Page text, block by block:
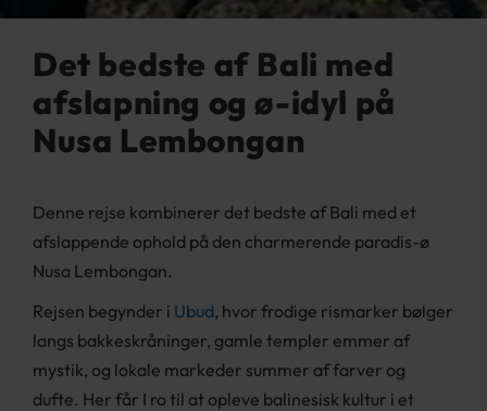
Det bedste af Bali med
afslapning og ø-idyl på
Nusa Lembongan
Denne rejse kombinerer det bedste af Bali med et
afslappende ophold på den charmerende paradis-ø
Nusa Lembongan.
Rejsen begynder i Ubud, hvor frodige rismarker bølger
langs bakkeskråninger, gamle templer emmer af
mystik, og lokale markeder summer af farver og
dufte. Her får I ro til at opleve balinesisk kultur i et